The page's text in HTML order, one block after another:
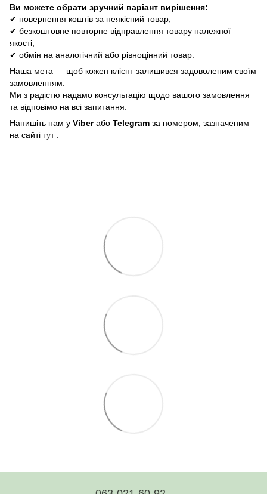
Ви можете обрати зручний варіант вирішення:
✔ повернення коштів за неякісний товар;
✔ безкоштовне повторне відправлення товару належної
якості;
✔ обмін на аналогічний або рівноцінний товар.
Наша мета — щоб кожен клієнт залишився задоволеним своїм
замовленням.
Ми з радістю надамо консультацію щодо вашого замовлення
та відповімо на всі запитання.
Напишіть нам у Viberабо Telegram за номером, зазначеним
на сайті тут.